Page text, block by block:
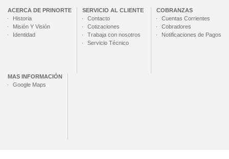
ACERCA DE PRINORTE
Historia
Misión Y Visión
Identidad
SERVICIO AL CLIENTE
Contacto
Cotizaciones
Trabaja con nosotros
Servicio Técnico
COBRANZAS
Cuentas Corrientes
Cobradores
Notificaciones de Pagos
MAS INFORMACIÓN
Google Maps